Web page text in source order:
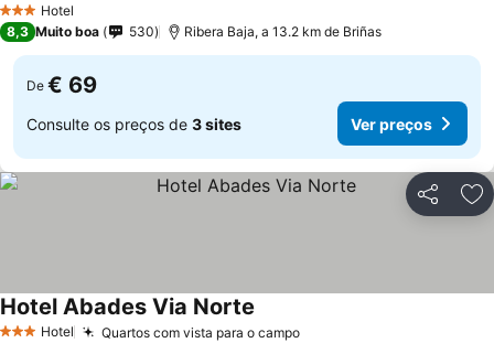
3 EstrelasHotel
8,3 Muito boa 530 Ribera Baja, a 13.2 km de Briñas
De € 69
Consulte os preços de 3 sites Ver preços
Partilhar
3 EstrelasHotel Quartos com vista para o campo
Hotel Abades Via Norte